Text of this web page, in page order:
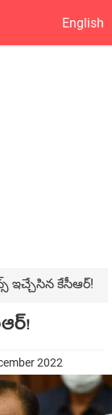
English
ఇచ్చేసిన కేసీఆర్‌!
2022